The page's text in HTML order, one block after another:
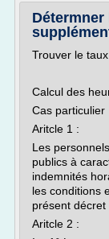
Trouver le
Calcul des
Cas particulier
Aritcle 1 :
Les
publics à
indemnités
les conditions
présent décret
Aritcle 2 :